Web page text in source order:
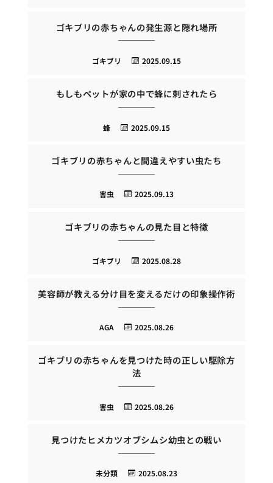
ゴキブリの赤ちゃんの発生源と隠れ場所
2025.09.15
ゴキブリ
もしもペットが家の中で蜂に刺されたら
2025.09.15
蜂
ゴキブリの赤ちゃんと間違えやすい虫たち
2025.09.13
害虫
ゴキブリの赤ちゃんの見た目と特徴
2025.08.28
ゴキブリ
美容師が教える分け目を変えるだけの印象操作術
2025.08.26
AGA
ゴキブリの赤ちゃんを見つけた時の正しい駆除方
法
2025.08.26
害虫
見つけたヒメカツオブシムシ幼虫との戦い
2025.08.23
未分類